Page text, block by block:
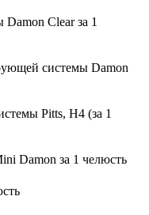
Clear за 1
системы Damon
Pitts, Н4 (за 1
Damon за 1 челюсть